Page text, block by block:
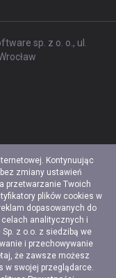
sp. z o. o., ul.
Kontynuując
zmiany ustawień
przetwarzanie Twoich
plików cookies w
dopasowanych do
analitycznych i
Sp. z o.o. z siedzibą we
i przechowywanie
że zawsze możesz
w swojej przeglądarce.